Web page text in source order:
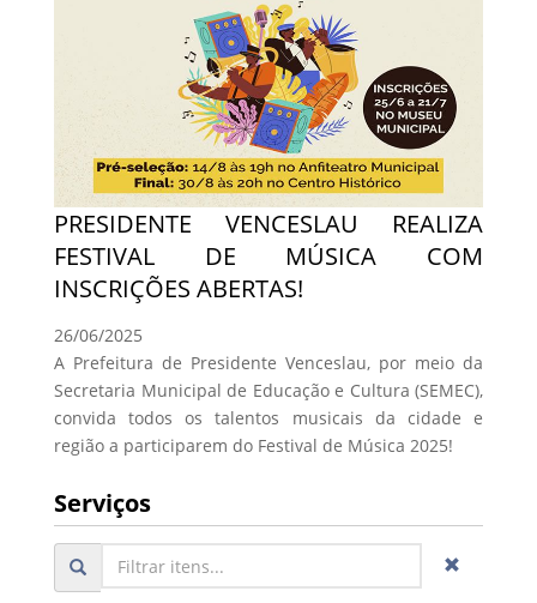
PRESIDENTE VENCESLAU REALIZA
FESTIVAL DE MÚSICA COM
INSCRIÇÕES ABERTAS!
26/06/2025
A Prefeitura de Presidente Venceslau, por meio da
Secretaria Municipal de Educação e Cultura (SEMEC),
convida todos os talentos musicais da cidade e
região a participarem do Festival de Música 2025!
Serviços